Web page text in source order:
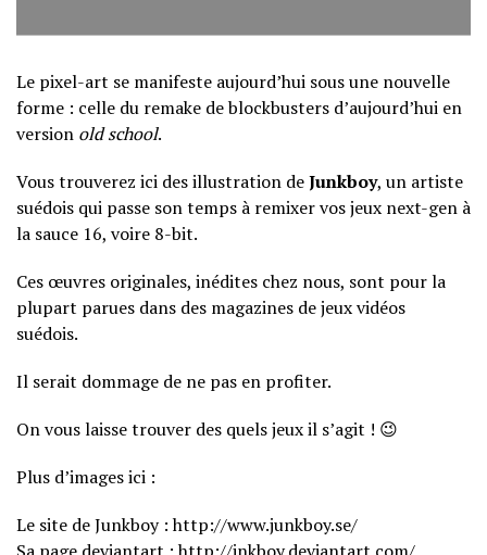
Le pixel-art se manifeste aujourd’hui sous une nouvelle
forme : celle du remake de blockbusters d’aujourd’hui en
version old school.
Vous trouverez ici des illustration deJunkboy, un artiste
suédois qui passe son temps à remixer vos jeux next-gen à
la sauce 16, voire 8-bit.
Ces œuvres originales, inédites chez nous, sont pour la
plupart parues dans des magazines de jeux vidéos
suédois.
Il serait dommage de ne pas en profiter.
On vous laisse trouver des quels jeux il s’agit ! 😉
Plus d’images ici :
Le site de Junkboy : http://www.junkboy.se/